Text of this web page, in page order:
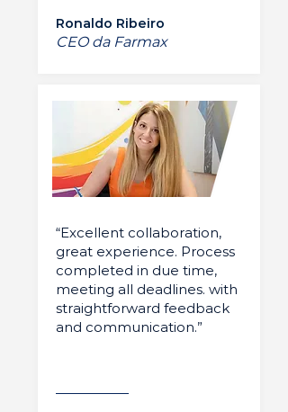
Ronaldo Ribeiro
CEO da Farmax
“Excellent collaboration,
great experience. Process
completed in due time,
meeting all deadlines. with
straightforward feedback
and communication.”